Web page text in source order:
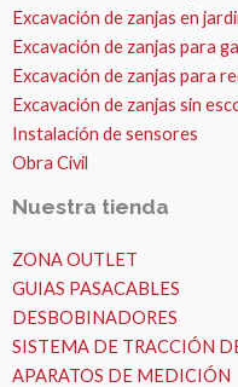
Excavación de zanjas en
Excavación de zanjas para
Excavación de zanjas para
Excavación de zanjas sin
Instalación de sensores
Obra Civil
Nuestra tienda
ZONA OUTLET
GUIAS PASACABLES
DESBOBINADORES
SISTEMA DE TRACCIÓN
APARATOS DE MEDICIÓN